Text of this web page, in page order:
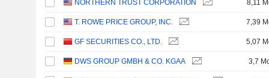
NORTHERN TRUST CORPORATION 8,11
T. ROWE PRICE GROUP, INC. 7,39
GF SECURITIES CO., LTD. 5,07
DWS GROUP GMBH & CO. KGAA 3,7 Md